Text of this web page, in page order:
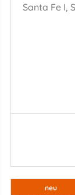
Santa Fe I,
neu